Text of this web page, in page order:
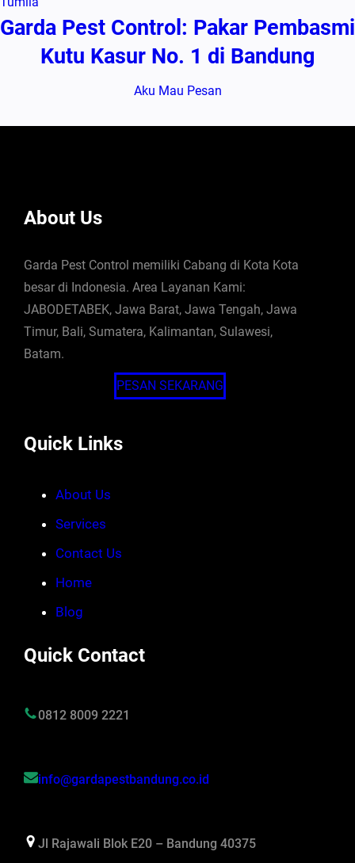
Garda Pest Control: Pakar Pembasmi
Kutu Kasur No. 1 di Bandung
Aku Mau Pesan
About Us
Garda Pest Control memiliki Cabang di Kota Kota
besar di Indonesia. Area Layanan Kami:
JABODETABEK, Jawa Barat, Jawa Tengah, Jawa
Timur, Bali, Sumatera, Kalimantan, Sulawesi,
Batam.
PESAN SEKARANG
Quick Links
About Us
Services
Contact Us
Home
Blog
Quick Contact
0812 8009 2221
info@gardapestbandung.co.id
Jl Rajawali Blok E20 – Bandung 40375